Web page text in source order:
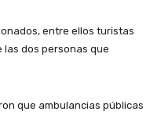
entre ellos turistas
las dos personas que
que ambulancias públicas